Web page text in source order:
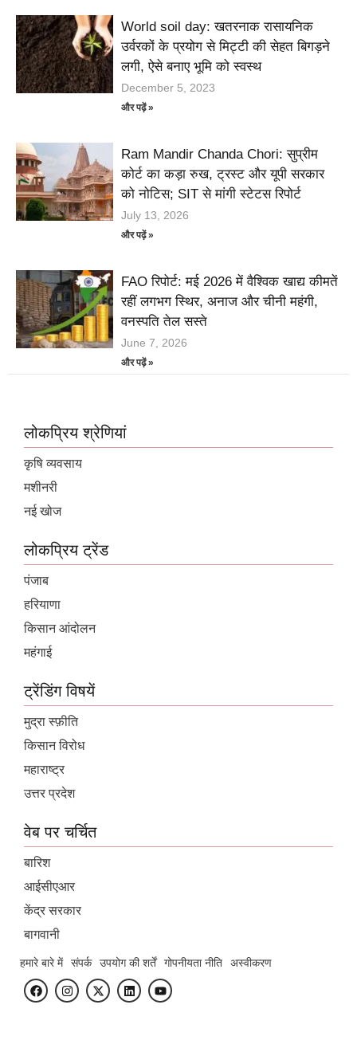
World soil day: खतरनाक रासायनिक
उर्वरकों के प्रयोग से मिट्टी की सेहत बिगड़ने
लगी, ऐसे बनाए भूमि को स्वस्थ
December 5, 2023
और पढ़ें »
Ram Mandir Chanda Chori: सुप्रीम
कोर्ट का कड़ा रुख, ट्रस्ट और यूपी सरकार
को नोटिस; SIT से मांगी स्टेटस रिपोर्ट
July 13, 2026
और पढ़ें »
FAO रिपोर्ट: मई 2026 में वैश्विक खाद्य कीमतें
रहीं लगभग स्थिर, अनाज और चीनी महंगी,
वनस्पति तेल सस्ते
June 7, 2026
और पढ़ें »
लोकप्रिय श्रेणियां
कृषि व्यवसाय
मशीनरी
नई खोज
लोकप्रिय ट्रेंड
पंजाब
हरियाणा
किसान आंदोलन
महंगाई
ट्रेंडिंग विषयें
मुद्रा स्फ़ीति
किसान विरोध
महाराष्ट्र
उत्तर प्रदेश
वेब पर चर्चित
बारिश
आईसीएआर
केंद्र सरकार
बागवानी
हमारे बारे में संपर्क उपयोग की शर्तें गोपनीयता नीति अस्वीकरण